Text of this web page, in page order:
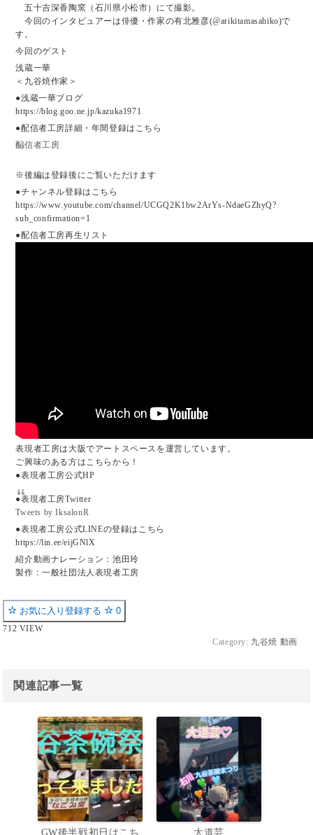
五十吉深香陶窯（石川県小松市）にて撮影。
今回のインタビュアーは俳優・作家の有北雅彦(@arikitamasahiko)で
す。
今回のゲスト
浅蔵一華
＜九谷焼作家＞
●浅蔵一華ブログ
https://blog.goo.ne.jp/kazuka1971
●配信者工房詳細・年間登録はこちら
配信者工房
※後編は登録後にご覧いただけます
●チャンネル登録はこちら
https://www.youtube.com/channel/UCGQ2K1bw2ArYs-NdaeGZhyQ?
sub_confirmation=1
●配信者工房再生リスト
表現者工房は大阪でアートスペースを運営しています。
ご興味のある方はこちらから！
●表現者工房公式HP
●表現者工房Twitter
Tweets by IksalonR
●表現者工房公式LINEの登録はこちら
https://lin.ee/eijGNlX
紹介動画ナレーション：池田玲
製作：一般社団法人表現者工房
お気に入り登録する 0
712 VIEW
Category: 九谷焼 動画
関連記事一覧
GW後半戦初日はこち 大道芸